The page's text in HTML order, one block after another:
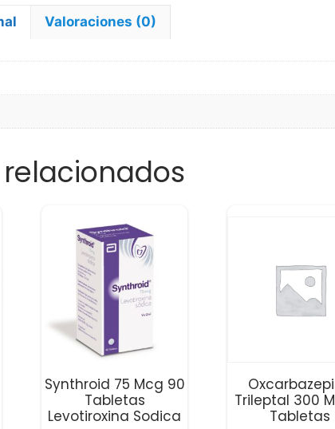
Valoraciones (0)
Synthroid 75 Mcg 90
Tabletas
Levotiroxina Sodica
Trileptal 300
Tabletas